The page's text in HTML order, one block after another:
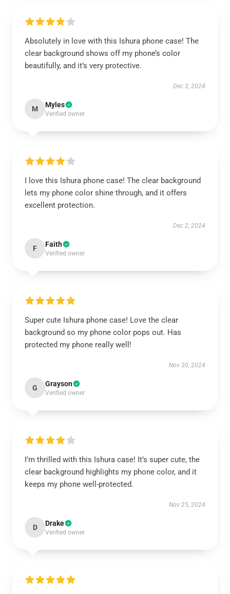
Absolutely in love with this Ishura phone case! The
clear background shows off my phone’s color
beautifully, and it’s very protective.
Dec 3, 2024
M Myles
Verified owner
I love this Ishura phone case! The clear background
lets my phone color shine through, and it offers
excellent protection.
Dec 2, 2024
F Faith
Verified owner
Super cute Ishura phone case! Love the clear
background so my phone color pops out. Has
protected my phone really well!
Nov 30, 2024
G Grayson
Verified owner
I’m thrilled with this Ishura case! It’s super cute, the
clear background highlights my phone color, and it
keeps my phone well-protected.
Nov 25, 2024
D Drake
Verified owner